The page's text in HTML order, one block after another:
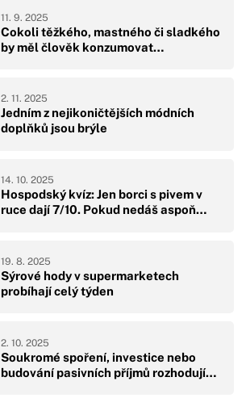
Cokoli těžkého, mastného či sladkého
by měl člověk konzumovat…
11. 9. 2025
Jedním z nejikoničtějších módních
doplňků jsou brýle
2. 11. 2025
Hospodský kvíz: Jen borci s pivem v
ruce dají 7/10. Pokud nedáš aspoň…
14. 10. 2025
Sýrové hody v supermarketech
probíhají celý týden
19. 8. 2025
Soukromé spoření, investice nebo
budování pasivních příjmů rozhodují…
2. 10. 2025